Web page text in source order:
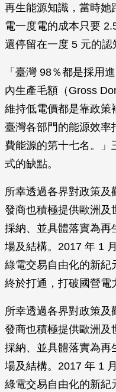
再生能源知識，當時她
電一度電的成本只要
還停留在一度 5 元的認
「臺灣 98％都是採用
內生產毛額（Gross
維持低電價都是靠政策
臺灣各部門的能源效率
費能源的第十七名。」
式的缺點。
所幸透過各界對政策及
發商也積極提供歐洲及
採納、並具體落實為再
場及結構。2017 年 1
綠電交易自由化的新紀
終於打通，打破國營電
所幸透過各界對政策及
發商也積極提供歐洲及
採納、並具體落實為再
場及結構。2017 年 1
綠電交易自由化的新紀